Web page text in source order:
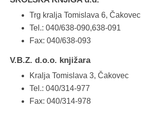
Trg kralja Tomislava 6, Čakovec
Tel.: 040/638-090,638-091
Fax: 040/638-093
V.B.Z. d.o.o. knjižara
Kralja Tomislava 3, Čakovec
Tel.: 040/314-977
Fax: 040/314-978